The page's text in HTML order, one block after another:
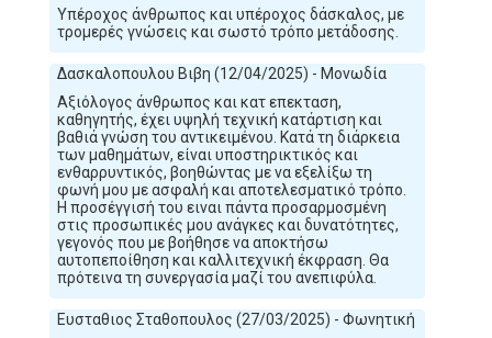
Υπέροχος άνθρωπος και υπέροχος δάσκαλος, με
τρομερές γνώσεις και σωστό τρόπο μετάδοσης.
Δασκαλοπουλου Βιβη (12/04/2025) - Μονωδία
Αξιόλογος άνθρωπος και κατ επεκταση,
καθηγητής, έχει υψηλή τεχνική κατάρτιση και
βαθιά γνώση του αντικειμένου. Κατά τη διάρκεια
των μαθημάτων, είναι υποστηρικτικός και
ενθαρρυντικός, βοηθώντας με να εξελίξω τη
φωνή μου με ασφαλή και αποτελεσματικό τρόπο.
Η προσέγγισή του ειναι πάντα προσαρμοσμένη
στις προσωπικές μου ανάγκες και δυνατότητες,
γεγονός που με βοήθησε να αποκτήσω
αυτοπεποίθηση και καλλιτεχνική έκφραση. Θα
πρότεινα τη συνεργασία μαζί του ανεπιφύλα.
Ευσταθιος Σταθοπουλος (27/03/2025) - Φωνητική